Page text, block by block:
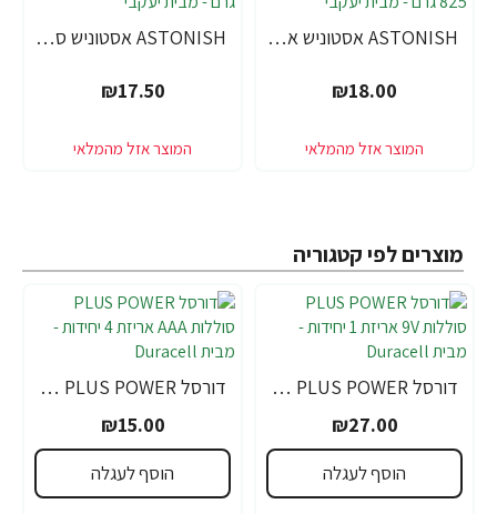
ASTONISH אסטוניש אבקת הפלא מסיר כתמים קשים משקל 825 גרם - מבית יעקבי
₪18.00
ASTONISH אסטוניש סבון הפלא מסיר כתמים משקל 75 גרם - מבית יעקבי
₪17.50
מוצרים לפי קטגוריה
דורסל PLUS POWER סוללות 9V אריזת 1 יחידות - מבית Duracell
₪27.00
הוסף לעגלה
דורסל PLUS POWER סוללות AAA אריזת 4 יחידות - מבית Duracell
₪15.00
הוסף לעגלה